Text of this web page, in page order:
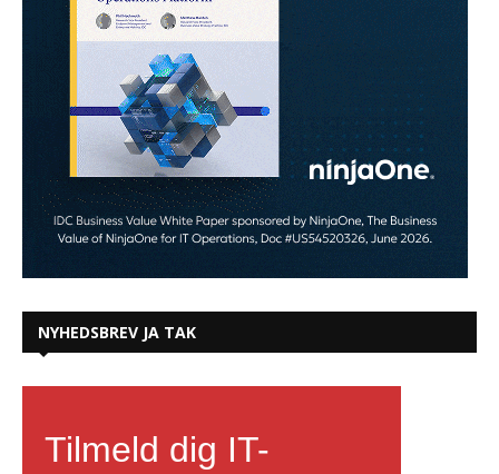
NYHEDSBREV JA TAK